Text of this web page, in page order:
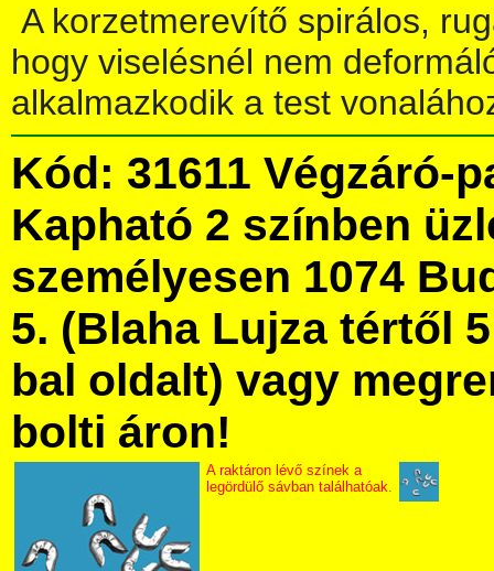
A korzetmerevítő spirálos,
hogy viselésnél nem
alkalmazkodik a test
Kód: 31611 Végzáró-
Kapható 2 színben
személyesen 1074
5. (Blaha Lujza tértől
bal oldalt) vagy
bolti áron!
A raktáron lévő színek a
legördülő sávban találhatóak.